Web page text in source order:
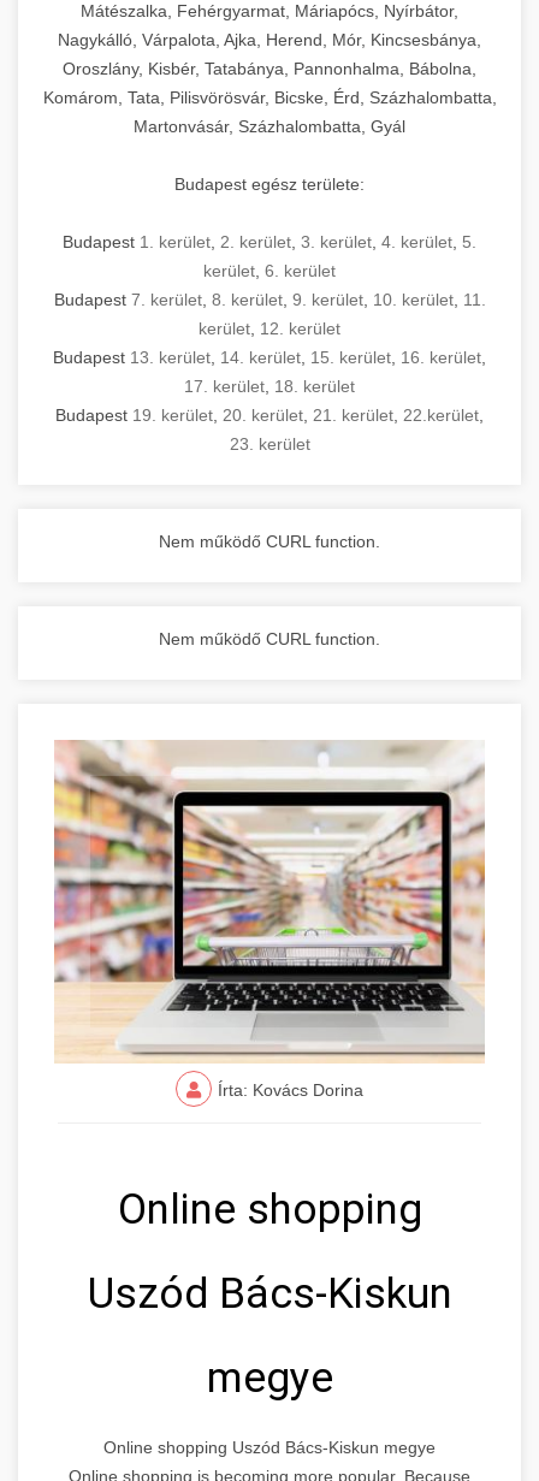
Mátészalka, Fehérgyarmat, Máriapócs, Nyírbátor,
Nagykálló, Várpalota, Ajka, Herend, Mór, Kincsesbánya,
Oroszlány, Kisbér, Tatabánya, Pannonhalma, Bábolna,
Komárom, Tata, Pilisvörösvár, Bicske, Érd, Százhalombatta,
Martonvásár, Százhalombatta, Gyál
Budapest egész területe:
Budapest 1. kerület 2. kerület 3. kerület 4. kerület 5.
kerület 6. kerület
Budapest 7. kerület, 8. kerület, 9. kerület, 10. kerület, 11.
kerület 12. kerület
Budapest 13. kerület 14. kerület 15. kerület 16. kerület
17. kerület 18. kerület
Budapest 19. kerület 20. kerület 21. kerület 22.kerület
23. kerület
Nem működő CURL function.
Nem működő CURL function.
Írta: Kovács Dorina
Online shopping
Uszód Bács-Kiskun
megye
Online shopping Uszód Bács-Kiskun megye
Online shopping is becoming more popular. Because